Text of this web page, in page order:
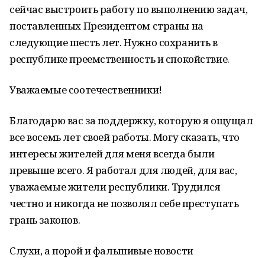
сейчас выстроить работу по выполнению задач,
поставленных Президентом страны на
следующие шесть лет. Нужно сохранить в
республике преемственность и спокойствие.
Уважаемые соотечественники!
Благодарю вас за поддержку, которую я ощущал
все восемь лет своей работы. Могу сказать, что
интересы жителей для меня всегда были
превыше всего. Я работал для людей, для вас,
уважаемые жители республики. Трудился
честно и никогда не позволял себе преступать
грань законов.
Слухи, а порой и фальшивые новости